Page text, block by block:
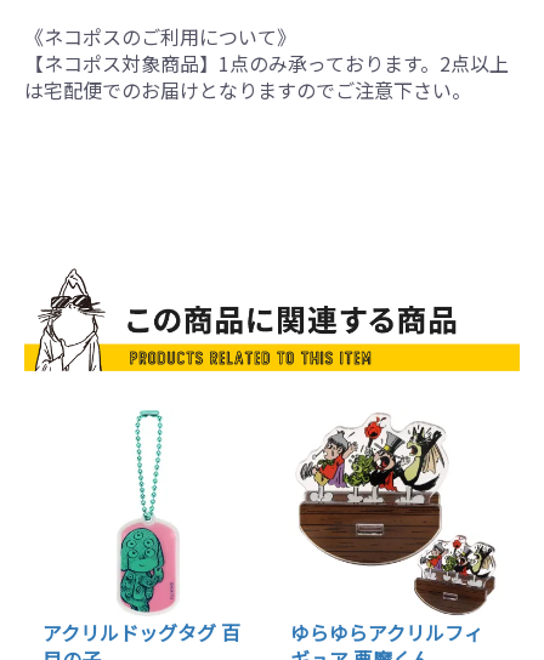
《ネコポスのご利用について》
【ネコポス対象商品】1点のみ承っております。2点以上
は宅配便でのお届けとなりますのでご注意下さい。
アクリルドッグタグ 百
ゆらゆらアクリルフィ